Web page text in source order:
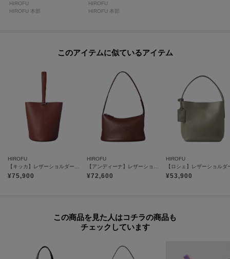
HIROFU
HIROFU 本部
HIROFU
HIROFU 本部
このアイテムに似ているアイテム
HIROFU
【キッカ】レザーショルダーバッグ S 本革（商品番号：P25－35661）
¥75,900
HIROFU
【アンディーナ】レザーショルダーバッグ S 本革（商品番号：P25－35541）
¥72,600
HIROFU
¥53,900
この商品を見た人はコチラの商品も
チェックしています